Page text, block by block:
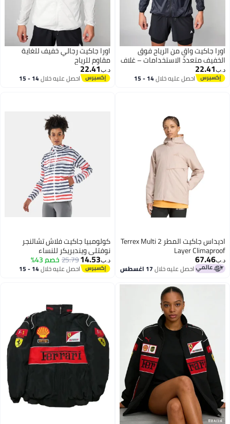
اورا جاكيت واقٍ من الرياح فوق
الخفيف متعدد الاستخدامات – غلاف
سريع الجفاف مدمج للتدريب والسفر
والحماية اليومية (أسود)
د.ب‏22.41
احصل عليه خلال 14 - 15
اورا جاكيت رجالي خفيف للغاية
مقاوم للرياح
د.ب‏22.41
احصل عليه خلال 14 - 15
اديداس جاكيت المطر Terrex Multi 2
Layer Climaproof
د.ب‏67.46
احصل عليه خلال17 اغسطس
كولومبيا جاكيت فلاش تشالنجر
نوفتلي ويندبريكر للنساء
د.ب‏14.53
25.79خصم 43%
احصل عليه خلال 14 - 15